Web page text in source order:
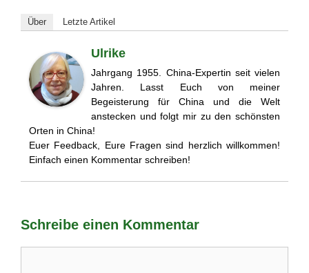
Über Letzte Artikel
Ulrike
Jahrgang 1955. China-Expertin seit vielen
Jahren. Lasst Euch von meiner
Begeisterung für China und die Welt
anstecken und folgt mir zu den schönsten
Orten in China!
Euer Feedback, Eure Fragen sind herzlich willkommen!
Einfach einen Kommentar schreiben!
Schreibe einen Kommentar